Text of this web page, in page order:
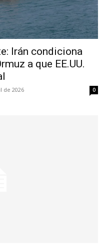
Irán condiciona
a que EE.UU.
de 2026 0